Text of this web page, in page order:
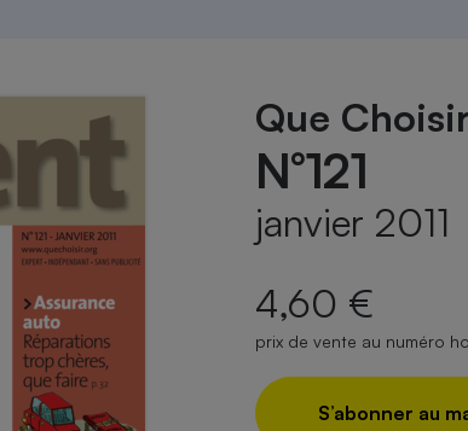
Que
N°121
janvier 2011
4,60 €
prix de vente au numéro
S’abonner au